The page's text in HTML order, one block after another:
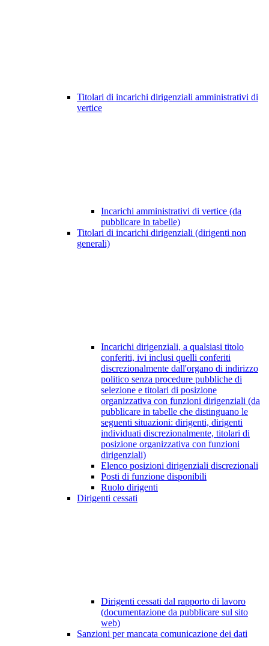
Titolari di incarichi dirigenziali amministrativi di
vertice
Incarichi amministrativi di vertice (da
pubblicare in tabelle)
Titolari di incarichi dirigenziali (dirigenti non
generali)
Incarichi dirigenziali, a qualsiasi titolo
conferiti, ivi inclusi quelli conferiti
discrezionalmente dall'organo di indirizzo
politico senza procedure pubbliche di
selezione e titolari di posizione
organizzativa con funzioni dirigenziali (da
pubblicare in tabelle che distinguano le
seguenti situazioni: dirigenti, dirigenti
individuati discrezionalmente, titolari di
posizione organizzativa con funzioni
dirigenziali)
Elenco posizioni dirigenziali discrezionali
Posti di funzione disponibili
Ruolo dirigenti
Dirigenti cessati
Dirigenti cessati dal rapporto di lavoro
(documentazione da pubblicare sul sito
web)
Sanzioni per mancata comunicazione dei dati